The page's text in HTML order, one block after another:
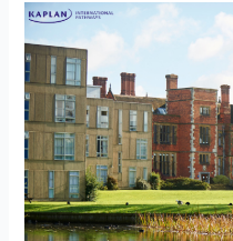
เรียน
ต่อม
หา
วิทยาลัย
ที่
อังกฤษ
University
of
York